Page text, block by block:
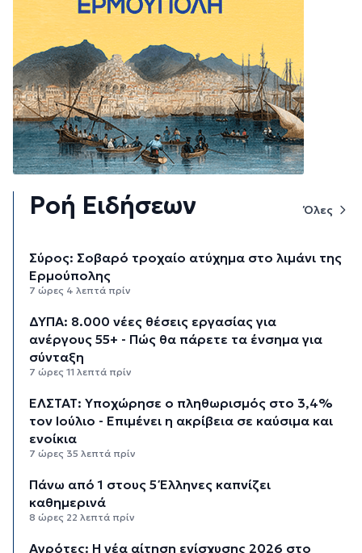
Ροή Ειδήσεων Όλες
Σύρος: Σοβαρό τροχαίο ατύχημα στο λιμάνι της
Ερμούπολης
7 ώρες 4 λεπτά πρίν
ΔΥΠΑ: 8.000 νέες θέσεις εργασίας για
ανέργους 55+ - Πώς θα πάρετε τα ένσημα για
σύνταξη
7 ώρες 11 λεπτά πρίν
ΕΛΣΤΑΤ: Υποχώρησε ο πληθωρισμός στο 3,4%
τον Ιούλιο - Επιμένει η ακρίβεια σε καύσιμα και
ενοίκια
7 ώρες 35 λεπτά πρίν
Πάνω από 1 στους 5 Έλληνες καπνίζει
καθημερινά
8 ώρες 22 λεπτά πρίν
Αγρότες: Η νέα αίτηση ενίσχυσης 2026 στο